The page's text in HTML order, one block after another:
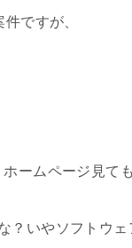
ですが、
ームページ見て
？いやソフトウ